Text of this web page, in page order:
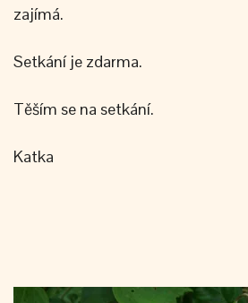
zajímá.
Setkání je zdarma.
Těším se na setkání.
Katka